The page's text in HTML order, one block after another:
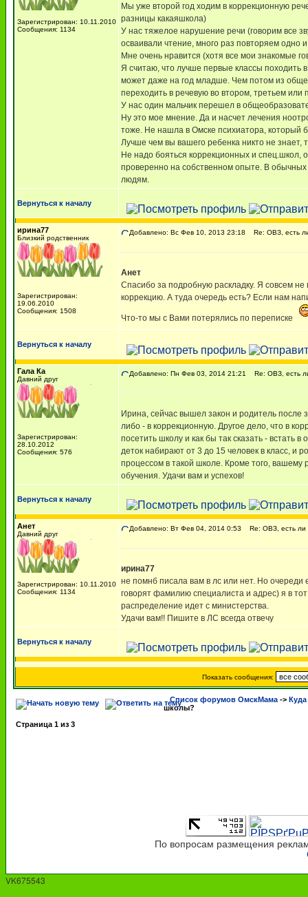
Зарегистрирован: 10.11.2010
Сообщения: 1134
Мы уже второй год ходим в коррекционную
разницы какаяшкола)
У нас тяжелое нарушение речи (говорим все
осваивали чтение, много раз повторяем одно
Мне очень нравится (хотя все мои знакомые
Я считаю, что лучше первые классы походить
может даже на год младше. Чем потом из
переходить в речевую во втором, третьем или
У нас один мальчик перешел в
Ну это мое мнение. Да и насчет лечения
тоже. Не нашла в Омске психиатора, который
Лучше чем вы вашего ребенка никто не знает,
Не надо бояться коррекционных и спец.школ,
проверенно на собственном опыте. В
людям.
Вернуться к началу
ирина77
Близкий родственник
Зарегистрирован:
19.06.2010
Сообщения: 1508
Добавлено: Вс Фев 10, 2013 23:18 Re: ОВЗ, есть
Анет
Спасибо за подробную раскладку. Я совсем не
коррекцию. А туда очередь есть? Если нам
Что-то мы с Вами потерялись по переписке
Вернуться к началу
Гала Ка
Давний друг
Зарегистрирован:
28.10.2012
Сообщения: 576
Добавлено: Пн Фев 03, 2014 21:21 Re: ОВЗ, есть
Ирина, сейчас вышел закон и родитель
либо - в коррекционную. Другое дело, что в
посетить школу и как бы так сказать -
деток набирают от 3 до 15 человек в класс, и
процессом в такой школе. Кроме того,
обучения. Удачи вам и успехов!
Вернуться к началу
Анет
Давний друг
Зарегистрирован: 10.11.2010
Сообщения: 1134
Добавлено: Вт Фев 04, 2014 0:53 Re: ОВЗ, есть ли
ирина77
не помнб писала вам в лс или нет. Но
говорят фамилию специалиста и адрес) я в
распределение идет с министерства.
Удачи вам!! Пишите в ЛС всегда отвечу
Вернуться к началу
Показать сообщения:
Список форумов ОмскМама -> Куда
школы?
Страница 1 из 3
По вопросам размещения
VK675543